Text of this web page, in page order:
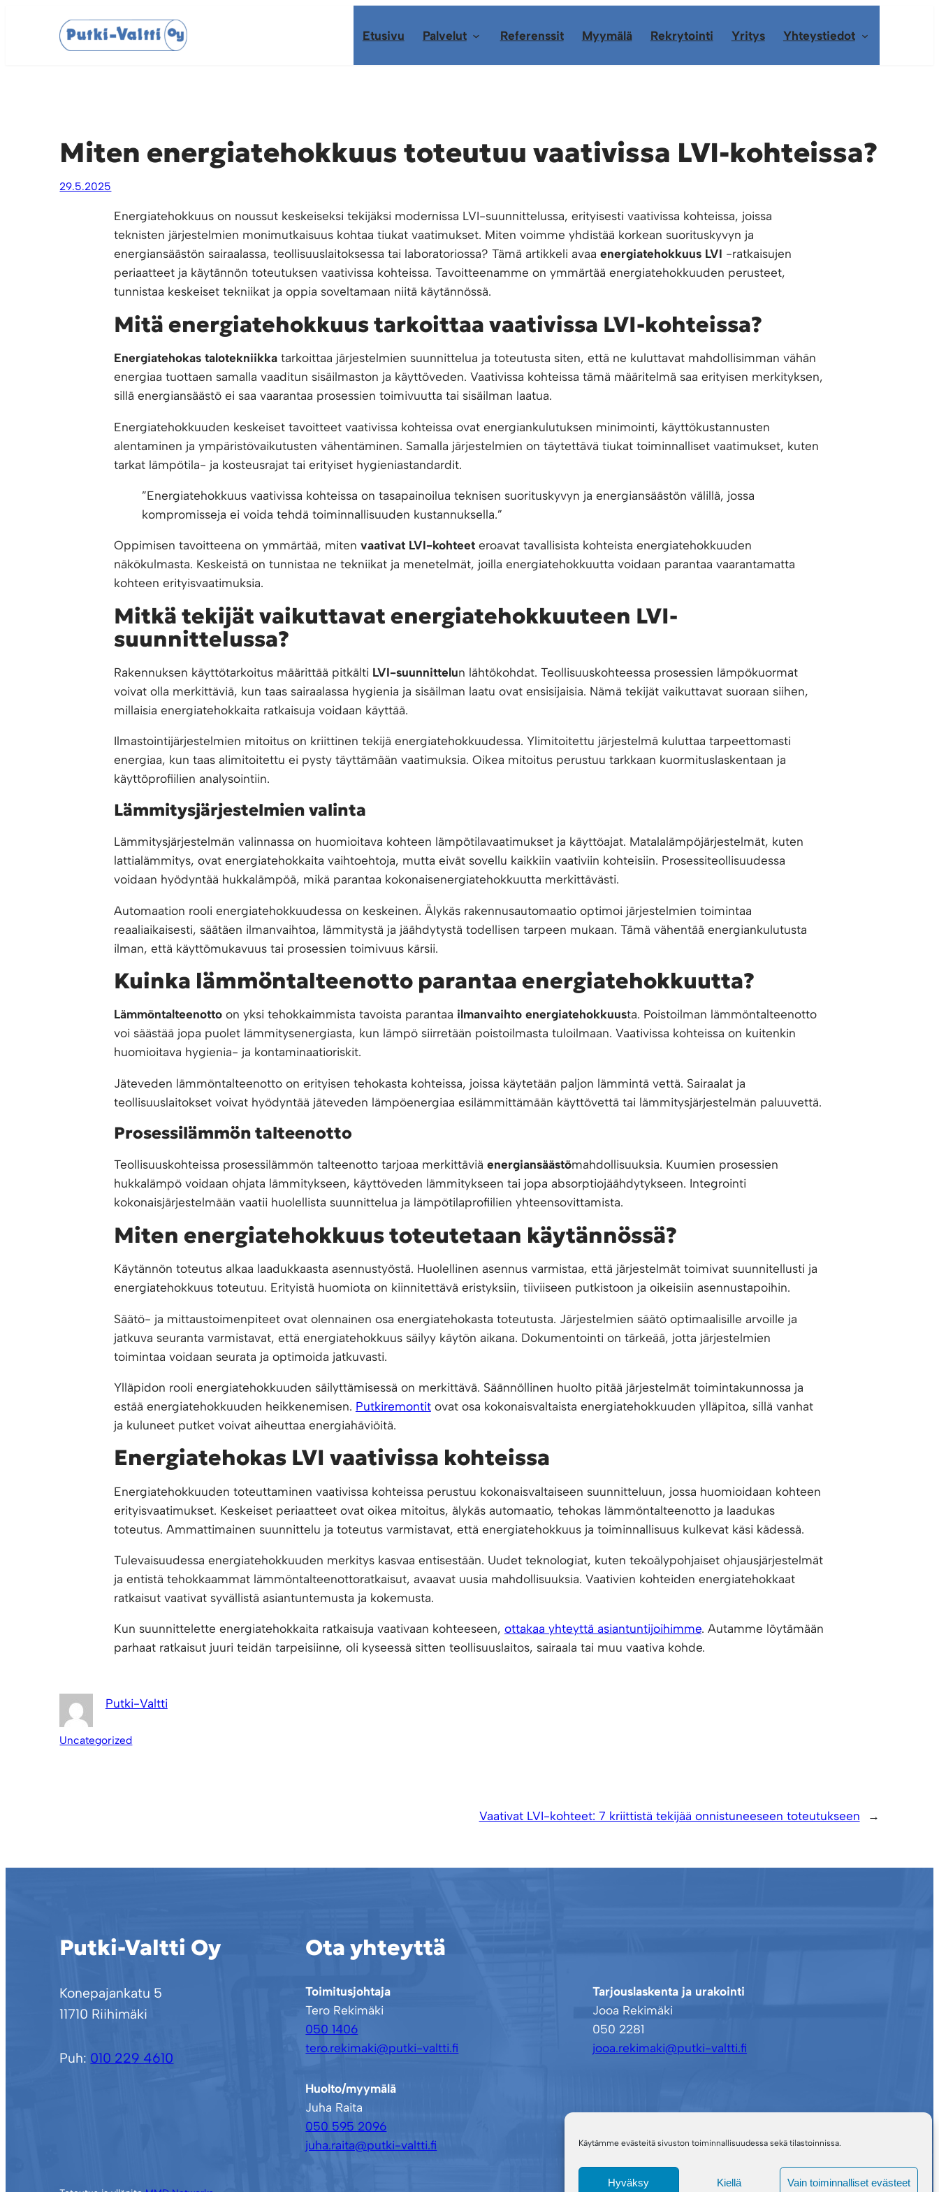
Käytämme evästeitä sivuston toiminnallisuudessa sekä tilastoinnissa.
Hyväksy Kiellä Vain toiminnalliset evästeet
Etusivu Palvelut Referenssit Myymälä Rekrytointi Yritys Yhteystiedot
Miten energiatehokkuus toteutuu vaativissa LVI-kohteissa?
29.5.2025
Energiatehokkuus on noussut keskeiseksi tekijäksi modernissa LVI-suunnittelussa, erityisesti vaativissa kohteissa, joissa
teknisten järjestelmien monimutkaisuus kohtaa tiukat vaatimukset. Miten voimme yhdistää korkean suorituskyvyn ja
energiansäästön sairaalassa, teollisuuslaitoksessa tai laboratoriossa? Tämä artikkeli avaa energiatehokkuus LVI -ratkaisujen
periaatteet ja käytännön toteutuksen vaativissa kohteissa. Tavoitteenamme on ymmärtää energiatehokkuuden perusteet,
tunnistaa keskeiset tekniikat ja oppia soveltamaan niitä käytännössä.
Mitä energiatehokkuus tarkoittaa vaativissa LVI-kohteissa?
Energiatehokas talotekniikkatarkoittaa järjestelmien suunnittelua ja toteutusta siten, että ne kuluttavat mahdollisimman vähän
energiaa tuottaen samalla vaaditun sisäilmaston ja käyttöveden. Vaativissa kohteissa tämä määritelmä saa erityisen merkityksen,
sillä energiansäästö ei saa vaarantaa prosessien toimivuutta tai sisäilman laatua.
Energiatehokkuuden keskeiset tavoitteet vaativissa kohteissa ovat energiankulutuksen minimointi, käyttökustannusten
alentaminen ja ympäristövaikutusten vähentäminen. Samalla järjestelmien on täytettävä tiukat toiminnalliset vaatimukset, kuten
tarkat lämpötila- ja kosteusrajat tai erityiset hygieniastandardit.
”Energiatehokkuus vaativissa kohteissa on tasapainoilua teknisen suorituskyvyn ja energiansäästön välillä, jossa
kompromisseja ei voida tehdä toiminnallisuuden kustannuksella.”
Oppimisen tavoitteena on ymmärtää, miten vaativat LVI-kohteeteroavat tavallisista kohteista energiatehokkuuden
näkökulmasta. Keskeistä on tunnistaa ne tekniikat ja menetelmät, joilla energiatehokkuutta voidaan parantaa vaarantamatta
kohteen erityisvaatimuksia.
Mitkä tekijät vaikuttavat energiatehokkuuteen LVI-
suunnittelussa?
Rakennuksen käyttötarkoitus määrittää pitkälti LVI-suunnittelun lähtökohdat. Teollisuuskohteessa prosessien lämpökuormat
voivat olla merkittäviä, kun taas sairaalassa hygienia ja sisäilman laatu ovat ensisijaisia. Nämä tekijät vaikuttavat suoraan siihen,
millaisia energiatehokkaita ratkaisuja voidaan käyttää.
Ilmastointijärjestelmien mitoitus on kriittinen tekijä energiatehokkuudessa. Ylimitoitettu järjestelmä kuluttaa tarpeettomasti
energiaa, kun taas alimitoitettu ei pysty täyttämään vaatimuksia. Oikea mitoitus perustuu tarkkaan kuormituslaskentaan ja
käyttöprofiilien analysointiin.
Lämmitysjärjestelmien valinta
Lämmitysjärjestelmän valinnassa on huomioitava kohteen lämpötilavaatimukset ja käyttöajat. Matalalämpöjärjestelmät, kuten
lattialämmitys, ovat energiatehokkaita vaihtoehtoja, mutta eivät sovellu kaikkiin vaativiin kohteisiin. Prosessiteollisuudessa
voidaan hyödyntää hukkalämpöä, mikä parantaa kokonaisenergiatehokkuutta merkittävästi.
Automaation rooli energiatehokkuudessa on keskeinen. Älykäs rakennusautomaatio optimoi järjestelmien toimintaa
reaaliaikaisesti, säätäen ilmanvaihtoa, lämmitystä ja jäähdytystä todellisen tarpeen mukaan. Tämä vähentää energiankulutusta
ilman, että käyttömukavuus tai prosessien toimivuus kärsii.
Kuinka lämmöntalteenotto parantaa energiatehokkuutta?
Lämmöntalteenottoon yksi tehokkaimmista tavoista parantaa ilmanvaihto energiatehokkuusta. Poistoilman lämmöntalteenotto
voi säästää jopa puolet lämmitysenergiasta, kun lämpö siirretään poistoilmasta tuloilmaan. Vaativissa kohteissa on kuitenkin
huomioitava hygienia- ja kontaminaatioriskit.
Jäteveden lämmöntalteenotto on erityisen tehokasta kohteissa, joissa käytetään paljon lämmintä vettä. Sairaalat ja
teollisuuslaitokset voivat hyödyntää jäteveden lämpöenergiaa esilämmittämään käyttövettä tai lämmitysjärjestelmän paluuvettä.
Prosessilämmön talteenotto
Teollisuuskohteissa prosessilämmön talteenotto tarjoaa merkittäviä energiansäästömahdollisuuksia. Kuumien prosessien
hukkalämpö voidaan ohjata lämmitykseen, käyttöveden lämmitykseen tai jopa absorptiojäähdytykseen. Integrointi
kokonaisjärjestelmään vaatii huolellista suunnittelua ja lämpötilaprofiilien yhteensovittamista.
Miten energiatehokkuus toteutetaan käytännössä?
Käytännön toteutus alkaa laadukkaasta asennustyöstä. Huolellinen asennus varmistaa, että järjestelmät toimivat suunnitellusti ja
energiatehokkuus toteutuu. Erityistä huomiota on kiinnitettävä eristyksiin, tiiviiseen putkistoon ja oikeisiin asennustapoihin.
Säätö- ja mittaustoimenpiteet ovat olennainen osa energiatehokasta toteutusta. Järjestelmien säätö optimaalisille arvoille ja
jatkuva seuranta varmistavat, että energiatehokkuus säilyy käytön aikana. Dokumentointi on tärkeää, jotta järjestelmien
toimintaa voidaan seurata ja optimoida jatkuvasti.
Ylläpidon rooli energiatehokkuuden säilyttämisessä on merkittävä. Säännöllinen huolto pitää järjestelmät toimintakunnossa ja
estää energiatehokkuuden heikkenemisen. Putkiremontitovat osa kokonaisvaltaista energiatehokkuuden ylläpitoa, sillä vanhat
ja kuluneet putket voivat aiheuttaa energiahäviöitä.
Energiatehokas LVI vaativissa kohteissa
Energiatehokkuuden toteuttaminen vaativissa kohteissa perustuu kokonaisvaltaiseen suunnitteluun, jossa huomioidaan kohteen
erityisvaatimukset. Keskeiset periaatteet ovat oikea mitoitus, älykäs automaatio, tehokas lämmöntalteenotto ja laadukas
toteutus. Ammattimainen suunnittelu ja toteutus varmistavat, että energiatehokkuus ja toiminnallisuus kulkevat käsi kädessä.
Tulevaisuudessa energiatehokkuuden merkitys kasvaa entisestään. Uudet teknologiat, kuten tekoälypohjaiset ohjausjärjestelmät
ja entistä tehokkaammat lämmöntalteenottoratkaisut, avaavat uusia mahdollisuuksia. Vaativien kohteiden energiatehokkaat
ratkaisut vaativat syvällistä asiantuntemusta ja kokemusta.
Kun suunnittelette energiatehokkaita ratkaisuja vaativaan kohteeseen, ottakaa yhteyttä asiantuntijoihimme. Autamme löytämään
parhaat ratkaisut juuri teidän tarpeisiinne, oli kyseessä sitten teollisuuslaitos, sairaala tai muu vaativa kohde.
Putki-Valtti
Uncategorized
Vaativat LVI-kohteet: 7 kriittistä tekijää onnistuneeseen toteutukseen →
Putki-Valtti Oy
Konepajankatu 5
11710 Riihimäki
Puh: 010 229 4610
Ota yhteyttä
Toimitusjohtaja
Tero Rekimäki
050 1406
tero.rekimaki@putki-valtti.fi
Huolto/myymälä
Juha Raita
050 595 2096
juha.raita@putki-valtti.fi
Tarjouslaskenta ja urakointi
Jooa Rekimäki
050 2281
jooa.rekimaki@putki-valtti.fi